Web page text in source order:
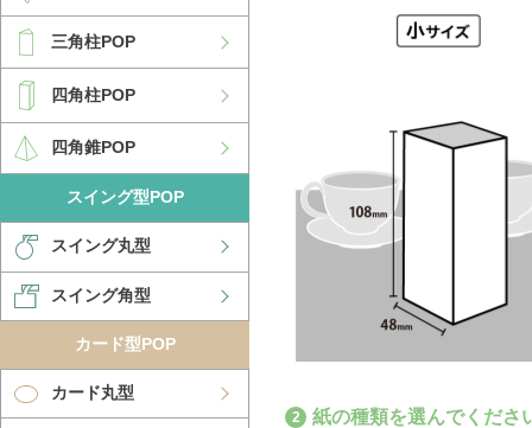
三角柱POP
四角柱POP
四角錐POP
スイング型POP
スイング丸型
スイング角型
カード型POP
カード丸型
紙の種類を選んでくださ